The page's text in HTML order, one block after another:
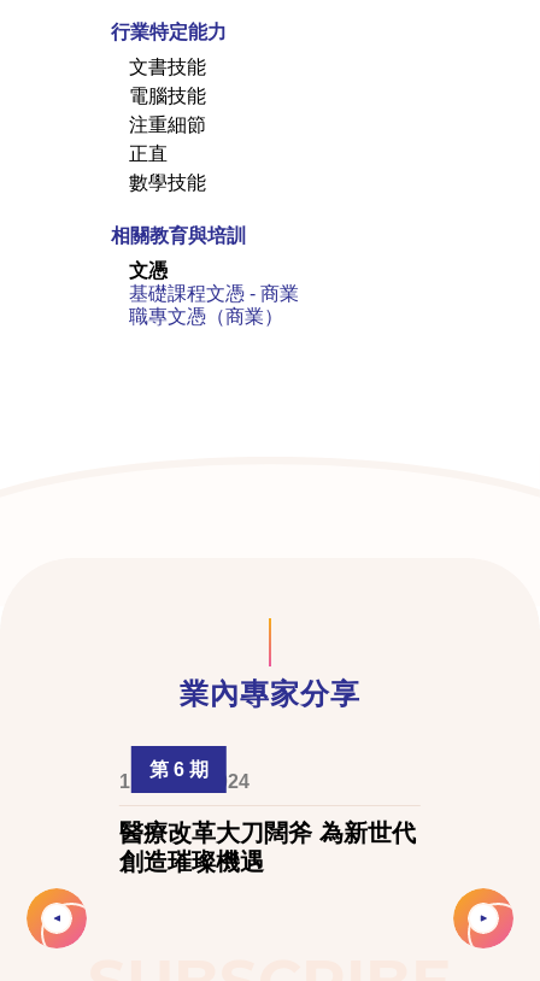
行業特定能力
文書技能
電腦技能
注重細節
正直
數學技能
相關教育與培訓
文憑
基礎課程文憑 - 商業
職專文憑（商業）
業內專家分享
第 6 期
1 August 2024
醫療改革大刀闊斧 為新世代
創造璀璨機遇
Slide 2 of 2.